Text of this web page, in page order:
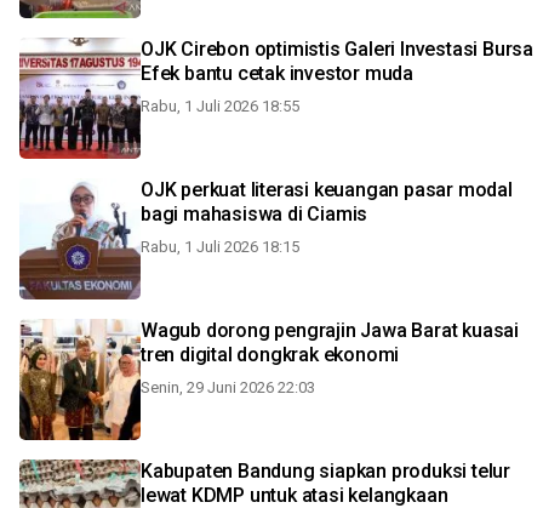
OJK Cirebon optimistis Galeri Investasi Bursa
Efek bantu cetak investor muda
Rabu, 1 Juli 2026 18:55
OJK perkuat literasi keuangan pasar modal
bagi mahasiswa di Ciamis
Rabu, 1 Juli 2026 18:15
Wagub dorong pengrajin Jawa Barat kuasai
tren digital dongkrak ekonomi
Senin, 29 Juni 2026 22:03
Kabupaten Bandung siapkan produksi telur
lewat KDMP untuk atasi kelangkaan